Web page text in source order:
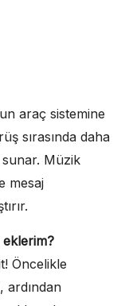
araç sistemine
sırasında daha
Müzik
mesaj
eklerim?
Öncelikle
ardından